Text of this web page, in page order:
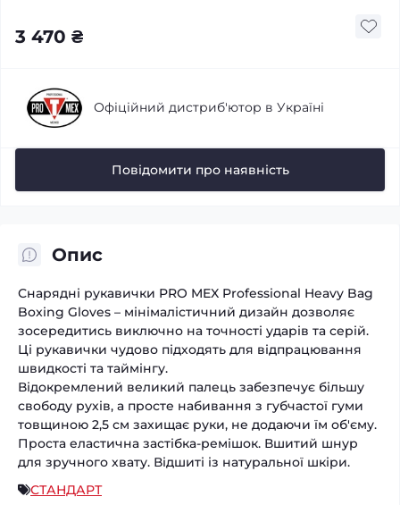
3 470 ₴
Офіційний дистриб'ютор в Україні
Повідомити про наявність
Опис
Снарядні рукавички PRO MEX Professional Heavy Bag
Boxing Gloves – мінімалістичний дизайн дозволяє
зосередитись виключно на точності ударів та серій.
Ці рукавички чудово підходять для відпрацювання
швидкості та таймінгу.
Відокремлений великий палець забезпечує більшу
свободу рухів, а просте набивання з губчастої гуми
товщиною 2,5 см захищає руки, не додаючи їм об'єму.
Проста еластична застібка-ремішок. Вшитий шнур
для зручного хвату. Відшиті із натуральної шкіри.
СТАНДАРТ